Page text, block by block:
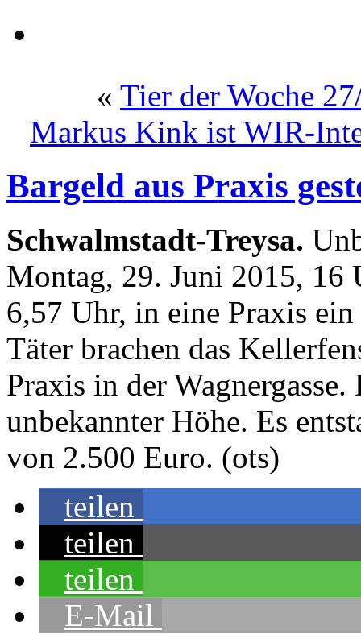
« Tier der Woche
Markus Kink ist WIR-
Bargeld aus Praxis
Schwalmstadt-Treysa.
Montag, 29. Juni 2015, 16
6,57 Uhr, in eine Praxis
Täter brachen das
Praxis in der
unbekannter Höhe. Es
von 2.500 Euro. (ots)
teilen
teilen
teilen
E-Mail